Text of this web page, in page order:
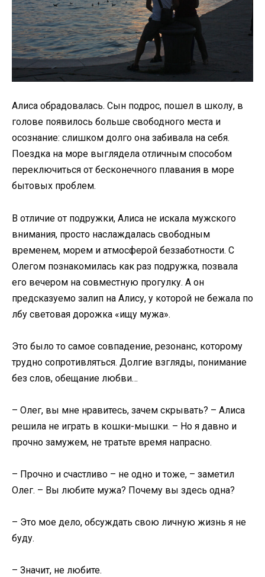
Алиса обрадовалась. Сын подрос, пошел в школу, в
голове появилось больше свободного места и
осознание: слишком долго она забивала на себя.
Поездка на море выглядела отличным способом
переключиться от бесконечного плавания в море
бытовых проблем.
В отличие от подружки, Алиса не искала мужского
внимания, просто наслаждалась свободным
временем, морем и атмосферой беззаботности. С
Олегом познакомилась как раз подружка, позвала
его вечером на совместную прогулку. А он
предсказуемо залип на Алису, у которой не бежала по
лбу световая дорожка «ищу мужа».
Это было то самое совпадение, резонанс, которому
трудно сопротивляться. Долгие взгляды, понимание
без слов, обещание любви…
– Олег, вы мне нравитесь, зачем скрывать? – Алиса
решила не играть в кошки-мышки. – Но я давно и
прочно замужем, не тратьте время напрасно.
– Прочно и счастливо – не одно и тоже, – заметил
Олег. – Вы любите мужа? Почему вы здесь одна?
– Это мое дело, обсуждать свою личную жизнь я не
буду.
– Значит, не любите.